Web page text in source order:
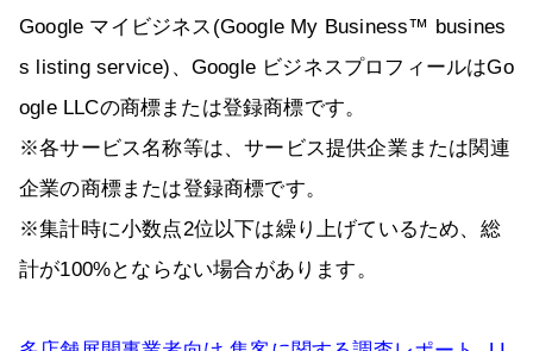
Google マイビジネス(Google My Business™ busines
s listing service)、Google ビジネスプロフィールはGo
ogle LLCの商標または登録商標です。
※各サービス名称等は、サービス提供企業または関連
企業の商標または登録商標です。
※集計時に小数点2位以下は繰り上げているため、総
計が100%とならない場合があります。